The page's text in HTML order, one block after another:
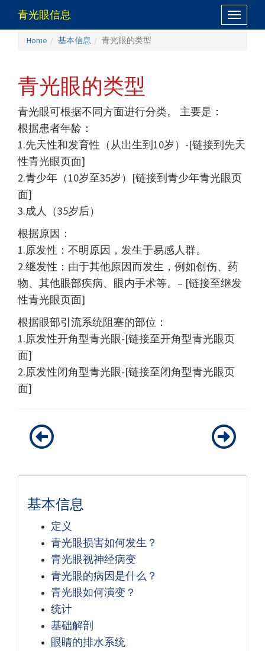
Toggle
青光眼信息
Home 基本信息 青光眼的类型
青光眼的类型
青光眼可根据不同方面进行分类。 主要是：
根据患者年龄：
1.先天性和发育性（从出生到10岁）-[链接到先天
性青光眼页面]
2.青少年（10岁至35岁）[链接到青少年青光眼页
面]
3.成人（35岁后）
根据原因：
1.原发性：不明原因，发生于易感人群。
2.继发性：由于其他原因而发生，例如创伤、药
物、其他眼部疾病、眼内手术等。– [链接至继发
性青光眼页面]
根据眼部引流系统阻塞的部位：
1.原发性开角型青光眼-[链接至开角型青光眼页
面]
2.原发性闭角型青光眼-[链接至闭角型青光眼页
面]
基本信息
定义
青光眼损害如何发生？
青光眼视神经病变
青光眼的病因是什么？
青光眼如何演变？
统计
基础解剖
眼睛的排水系统